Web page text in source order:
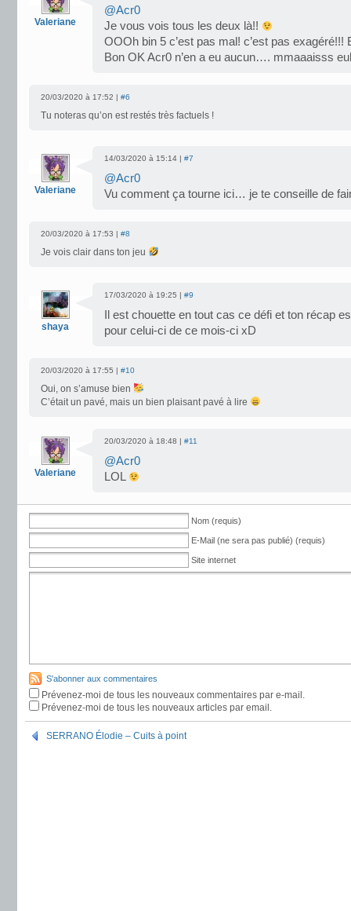
Valeriane
@Acr0
Je vous vois tous les deux là!!
OOOh bin 5 c’est pas mal! c’est pas exagéré!!!
Bon OK Acr0 n’en a eu aucun…. mmaaaisss
20/03/2020 à 17:52 | #6
Tu noteras qu’on est restés très factuels !
Valeriane
14/03/2020 à 15:14 | #7
@Acr0
Vu comment ça tourne ici… je te conseille de
20/03/2020 à 17:53 | #8
Je vois clair dans ton jeu
shaya
17/03/2020 à 19:25 | #9
Il est chouette en tout cas ce défi et ton récap
pour celui-ci de ce mois-ci xD
20/03/2020 à 17:55 | #10
Oui, on s’amuse bien
C’était un pavé, mais un bien plaisant pavé à lire
Valeriane
20/03/2020 à 18:48 | #11
@Acr0
LOL
Nom (requis)
E-Mail (ne sera pas publié) (requis)
Site internet
S'abonner aux commentaires
Prévenez-moi de tous les nouveaux commentaires par e-mail.
Prévenez-moi de tous les nouveaux articles par email.
SERRANO Élodie – Cuits à point